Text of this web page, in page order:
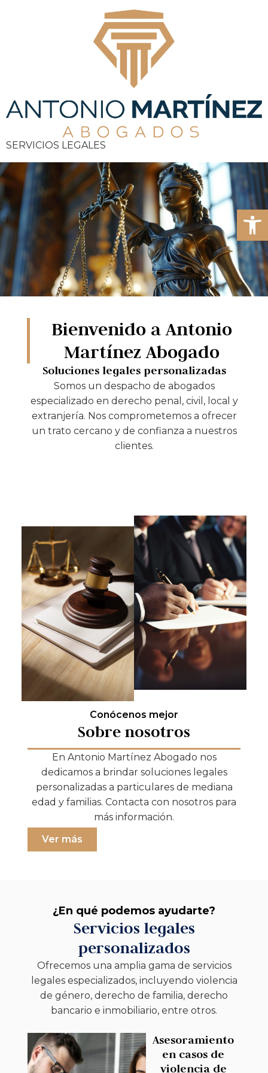
SERVICIOS LEGALES
Bienvenido a Antonio
Martínez Abogado
Soluciones legales personalizadas
Somos un despacho de abogados
especializado en derecho penal, civil, local y
extranjería. Nos comprometemos a ofrecer
un trato cercano y de confianza a nuestros
clientes.
Conócenos mejor
Sobre nosotros
En Antonio Martínez Abogado nos
dedicamos a brindar soluciones legales
personalizadas a particulares de mediana
edad y familias. Contacta con nosotros para
más información.
Ver más
¿En qué podemos ayudarte?
Servicios legales
personalizados
Ofrecemos una amplia gama de servicios
legales especializados, incluyendo violencia
de género, derecho de familia, derecho
bancario e inmobiliario, entre otros.
Asesoramiento
en casos de
violencia de